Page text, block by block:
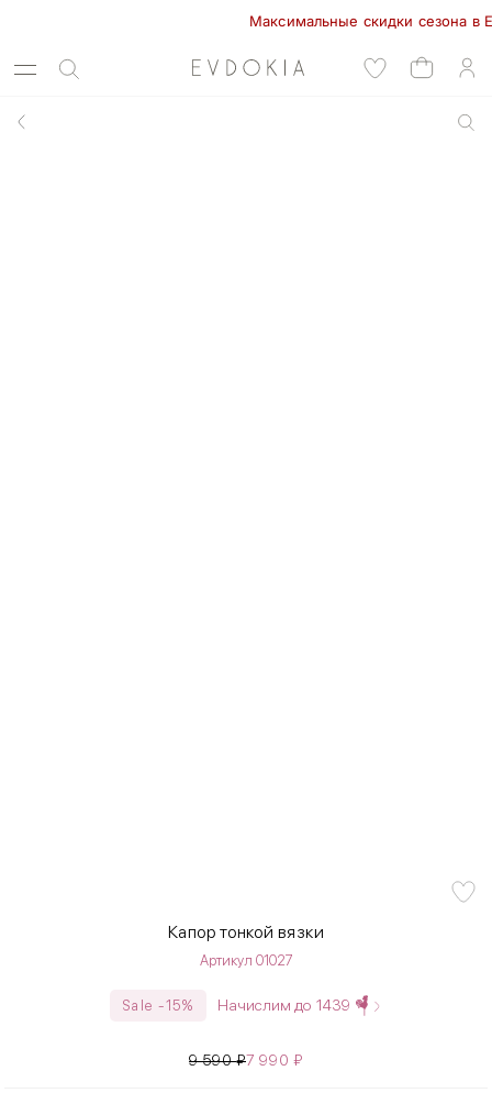
Максимальные скидки сезона в
Капор тонкой вязки
Артикул 01027
Sale -15% Начислим до 1439
9 590₽7 990₽